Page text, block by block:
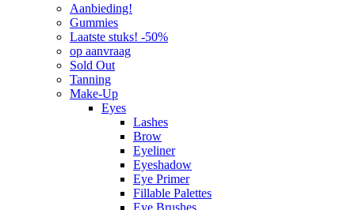
Aanbieding!
Gummies
Laatste stuks! -50%
op aanvraag
Sold Out
Tanning
Make-Up
Eyes
Lashes
Brow
Eyeliner
Eyeshadow
Eye Primer
Fillable Palettes
Eye Brushes